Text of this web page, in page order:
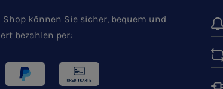
Shop können Sie sicher, bequem und
bezahlen per: